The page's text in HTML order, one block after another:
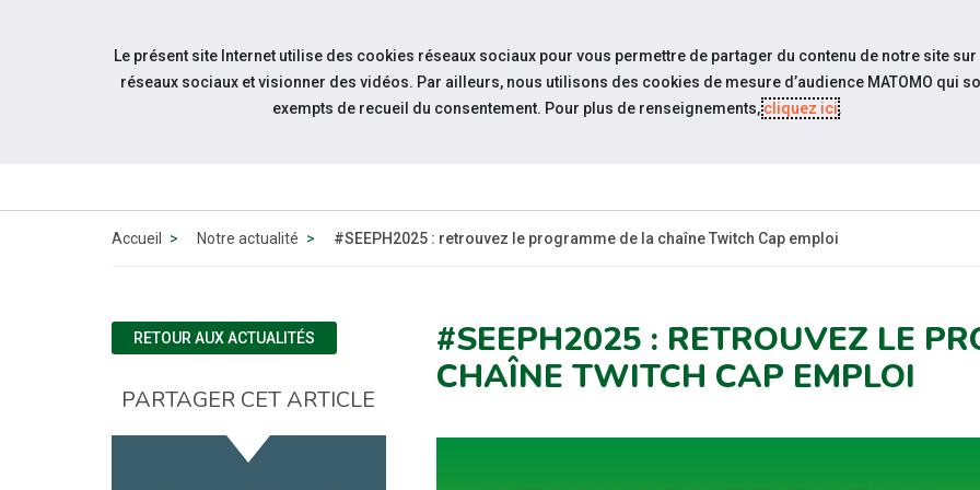
Aller au contenu
QUI SOMMES-
ESPACE
Accueil Notre actualité #SEEPH2025 : retrouvez le programme de la chaîne Twitch Cap emploi
#SEEPH2025 : RETROUVEZ LE
CHAÎNE TWITCH CAP EMPLOI
RETOUR AUX ACTUALITÉS
PARTAGER CET ARTICLE
Le présent site Internet utilise des cookies réseaux sociaux pour vous permettre de partager du contenu de notre site sur
réseaux sociaux et visionner des vidéos. Par ailleurs, nous utilisons des cookies de mesure d’audience MATOMO qui
exempts de recueil du consentement. Pour plus de renseignements,cliquez ici.